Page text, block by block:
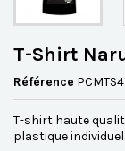
T-Shirt
Référence
T-shirt haute
plastique individuel.